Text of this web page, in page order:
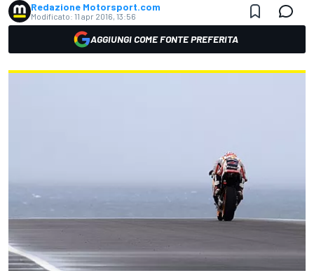
Redazione Motorsport.com
Modificato: 11 apr 2016, 13:56
AGGIUNGI COME FONTE PREFERITA